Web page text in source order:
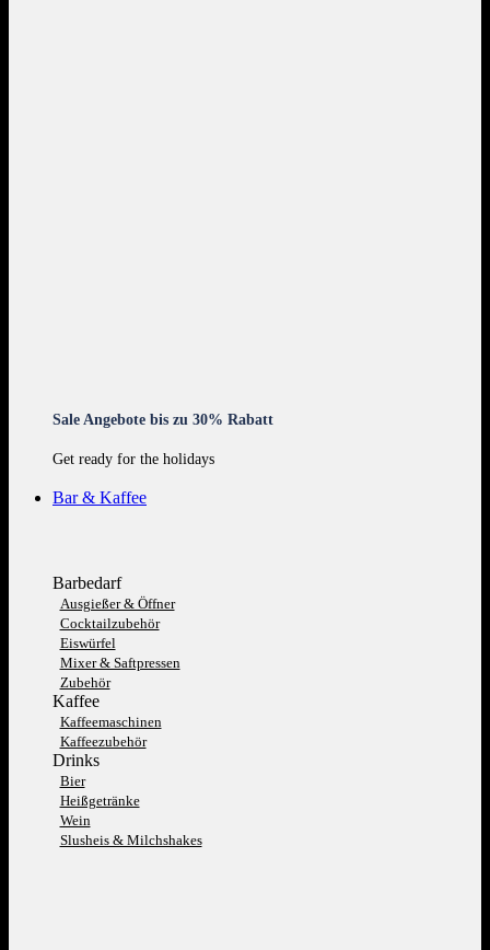
Sale Angebote bis zu 30% Rabatt
Get ready for the holidays
Bar & Kaffee
Barbedarf
Ausgießer & Öffner
Cocktailzubehör
Eiswürfel
Mixer & Saftpressen
Zubehör
Kaffee
Kaffeemaschinen
Kaffeezubehör
Drinks
Bier
Heißgetränke
Wein
Slusheis & Milchshakes